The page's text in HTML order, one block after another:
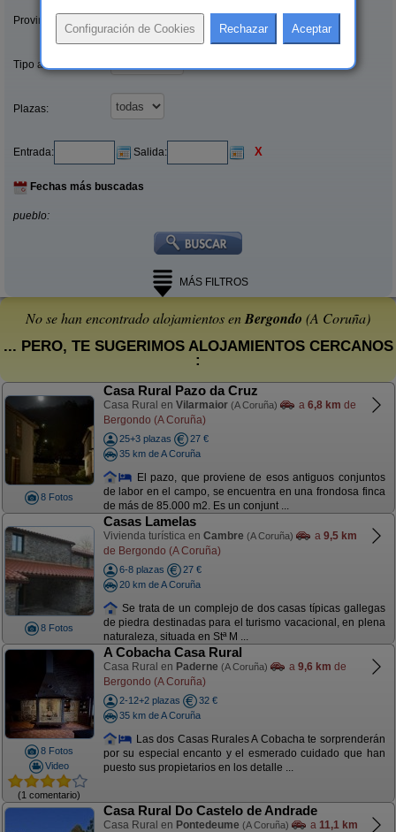
Provincias/Islas:
Tipo alquiler:
Plazas:
Entrada: Salida: X
Fechas más buscadas
pueblo:
MÁS FILTROS
No se han encontrado alojamientos enBergondo (A Coruña)
... PERO, TE SUGERIMOS ALOJAMIENTOS CERCANOS
:
8 Fotos
Casa Rural Pazo da Cruz
Casa Rural en Vilarmaior (A Coruña) a 6,8 km de
Bergondo (A Coruña)
25+3 plazas
27 €
35 km de A Coruña
El pazo, que proviene de esos antiguos conjuntos
de labor en el campo, se encuentra en una frondosa finca
de más de 85.000 m2. Es un conjunt ...
8 Fotos
Casas Lamelas
Vivienda turística en Cambre (A Coruña) a 9,5 km
de Bergondo (A Coruña)
6-8 plazas
27 €
20 km de A Coruña
Se trata de un complejo de dos casas típicas gallegas
de piedra destinadas para el turismo vacacional, en plena
naturaleza, situada en Stª M ...
8 Fotos
Video
(1 comentario)
A Cobacha Casa Rural
Casa Rural en Paderne (A Coruña) a 9,6 km de
Bergondo (A Coruña)
2-12+2 plazas
32 €
35 km de A Coruña
Las dos Casas Rurales A Cobacha te sorprenderán
por su especial encanto y el esmerado cuidado que han
puesto sus propietarios en los detalle ...
Casa Rural Do Castelo de Andrade
Casa Rural en Pontedeume (A Coruña) a 11,1 km